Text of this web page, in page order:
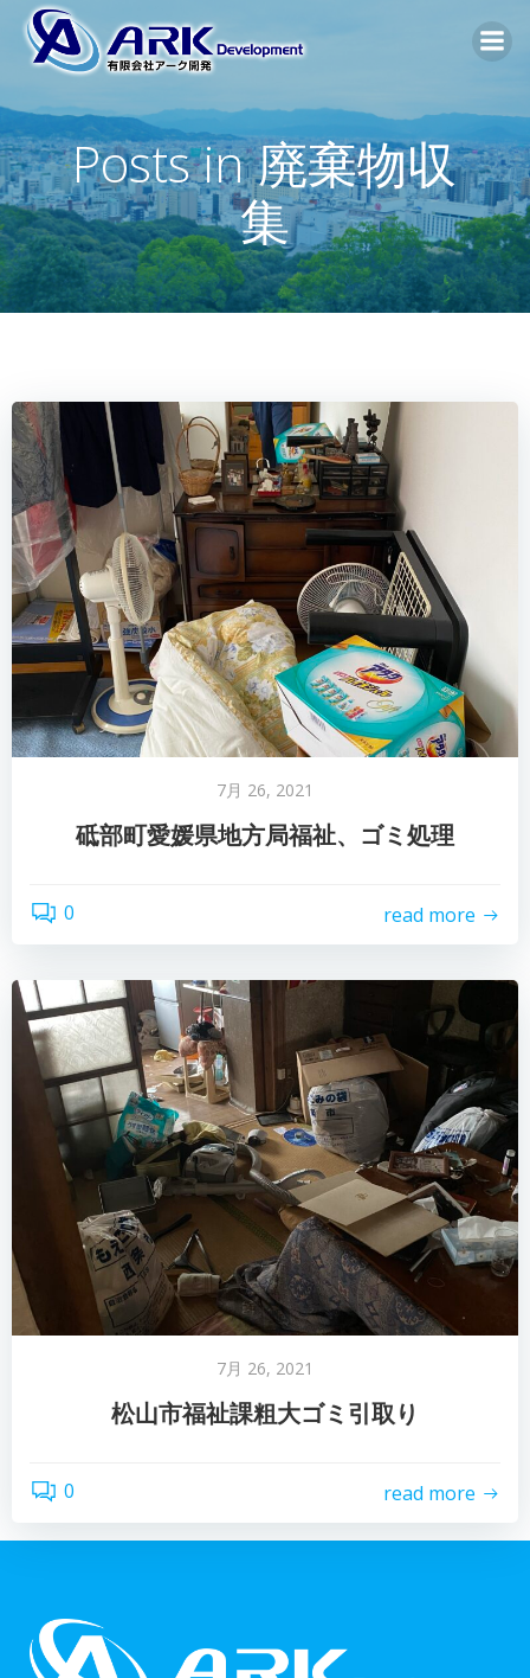
ン
へ
ス
キ
ッ
プ
Posts in 廃棄物収
集
7月 26, 2021
砥部町愛媛県地方局福祉、ゴミ処理
0 read more
7月 26, 2021
松山市福祉課粗大ゴミ引取り
0 read more